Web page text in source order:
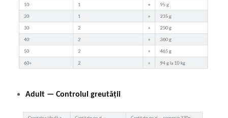
Adult — Controlul greutății